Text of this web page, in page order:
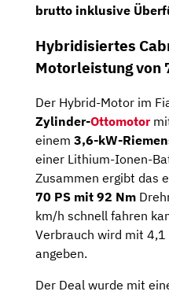
brutto inklusive
Hybridisiertes
Motorleistung von
Der Hybrid-Motor im
Zylinder-Ottomotor
einem 3,6-kW-
einer Lithium-Ionen-
Zusammen ergibt das
70 PS mit 92 Nm
km/h schnell fahren
Verbrauch wird mit
angeben.
Der Deal wurde mit